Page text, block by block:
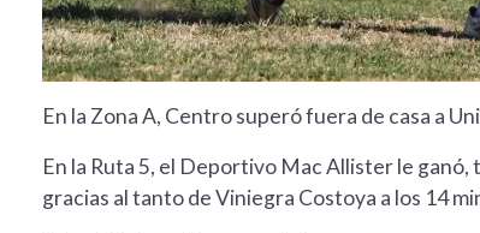
En la Zona A, Centro superó fuera de casa a
En la Ruta 5, el Deportivo Mac Allister le
gracias al tanto de Viniegra Costoya a los 14